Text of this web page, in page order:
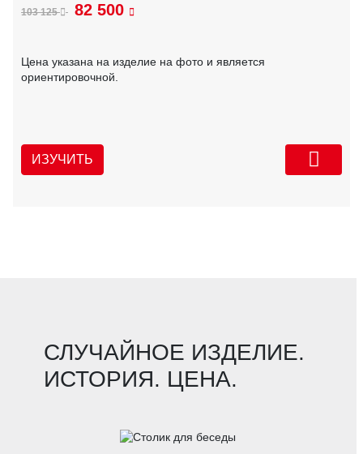
103 125 82 500
Цена указана на изделие на фото и является
ориентировочной.
ИЗУЧИТЬ
СЛУЧАЙНОЕ ИЗДЕЛИЕ.
ИСТОРИЯ. ЦЕНА.